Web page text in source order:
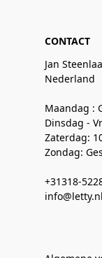
CONTACT
Jan
Nederland
Maandag :
Dinsdag -
Zaterdag:
Zondag:
+31318-
info@letty.nl